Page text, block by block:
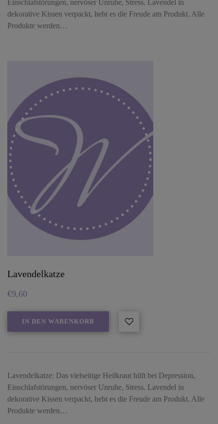
Einschlafstörungen, nervöser Unruhe, Stress. Lavendel in
dekorative Kissen verpackt, hebt es die Freude am Produkt. Alle
Produkte werden…
Lavendelkatze
€9,60
IN DEN WARENKORB
Lavendelkatze: Das vielseitige Heilkraut hilft bei Depression,
Einschlafstörungen, nervöser Unruhe, Stress. Lavendel in
dekorative Kissen verpackt, hebt es die Freude am Produkt. Alle
Produkte werden…